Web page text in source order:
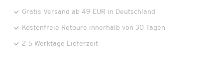
Gratis Versand ab 49 EUR in Deutschland
Kostenfreie Retoure innerhalb von 30 Tagen
2-5 Werktage Lieferzeit